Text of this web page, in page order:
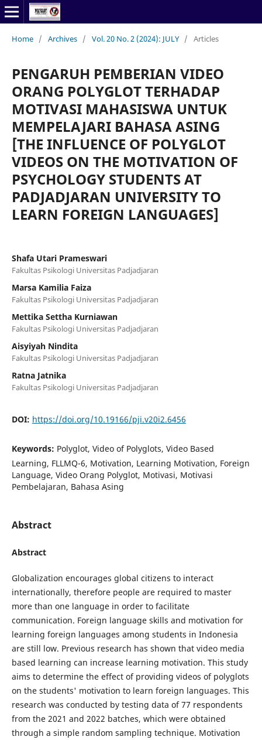
Home / Archives / Vol. 20 No. 2 (2024): JULY / Articles
PENGARUH PEMBERIAN VIDEO
ORANG POLYGLOT TERHADAP
MOTIVASI MAHASISWA UNTUK
MEMPELAJARI BAHASA ASING
[THE INFLUENCE OF POLYGLOT
VIDEOS ON THE MOTIVATION OF
PSYCHOLOGY STUDENTS AT
PADJADJARAN UNIVERSITY TO
LEARN FOREIGN LANGUAGES]
Shafa Utari Prameswari
Fakultas Psikologi Universitas Padjadjaran
Marsa Kamilia Faiza
Fakultas Psikologi Universitas Padjadjaran
Mettika Settha Kurniawan
Fakultas Psikologi Universitas Padjadjaran
Aisyiyah Nindita
Fakultas Psikologi Universitas Padjadjaran
Ratna Jatnika
Fakultas Psikologi Universitas Padjadjaran
DOI: https://doi.org/10.19166/pji.v20i2.6456
Keywords: Polyglot, Video of Polyglots, Video Based
Learning, FLLMQ-6, Motivation, Learning Motivation, Foreign
Language, Video Orang Polyglot, Motivasi, Motivasi
Pembelajaran, Bahasa Asing
Abstract
Abstract
Globalization encourages global citizens to interact
internationally, therefore people are required to master
more than one language in order to facilitate
communication. Foreign language skills and motivation for
learning foreign languages among students in Indonesia
are still low. Previous research has shown that video media
based learning can increase learning motivation. This study
aims to determine the effect of providing videos of polyglots
on the students' motivation to learn foreign languages. This
research was conducted by testing data of 77 respondents
from the 2021 and 2022 batches, which were obtained
through a simple random sampling technique. Motivation